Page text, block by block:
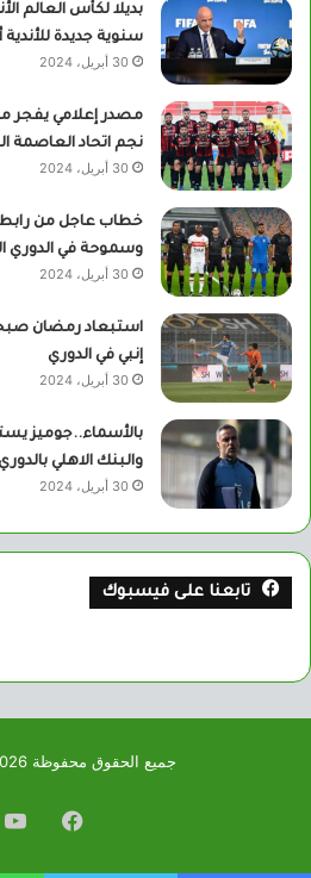
بديلا لكأس العالم
سنوية جديدة للأندية
30 أبريل، 2024
مصدر إعلامي يفجر
نجم اتحاد العاصمة
30 أبريل، 2024
خطاب عاجل من رابطة
وسموحة في الدوري
30 أبريل، 2024
استبعاد رمضان
إنبي في الدوري
30 أبريل، 2024
والبنك الاهلي
30 أبريل، 2024
تابعنا على فيسبوك
جميع الحقوق محفوظة 2026 © سترايكر
فيسبوك